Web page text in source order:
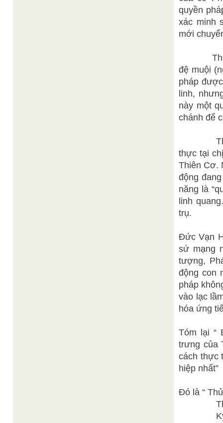
quyền
xác minh
mới
Thế
đệ muội
pháp
linh,
này một
chánh để
Thật
thực tại
Thiên Cơ.
động
năng là
linh
trụ.
Đức Vạn
sứ mạng
tượng,
động con
pháp
vào lạc
hóa ứng
Tóm lại “
trưng của
cách thực
hiệp nhất”
Đó là “
Thi Đại
Kỳ